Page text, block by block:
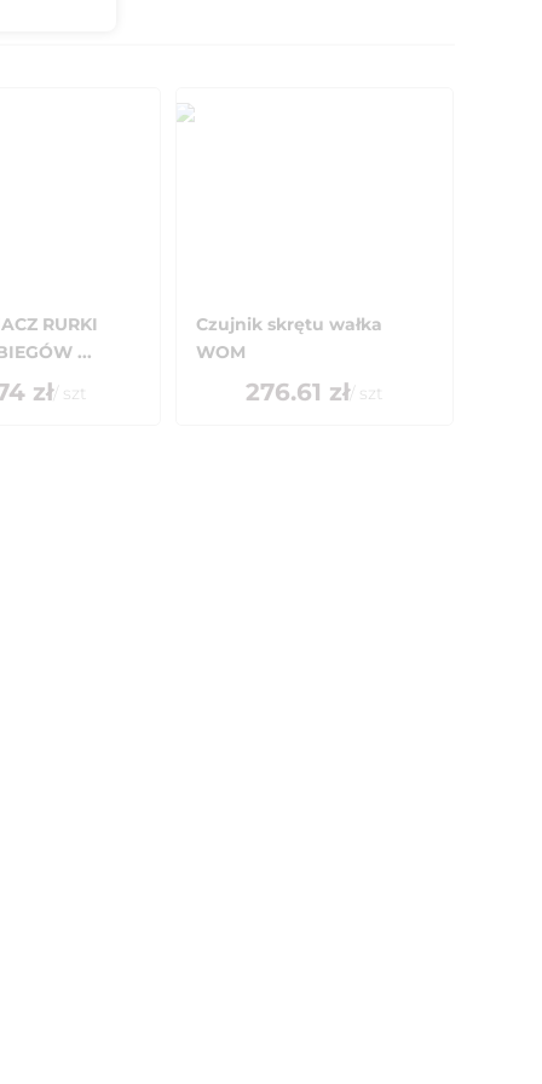
RURKI
...
zł/ szt
Czujnik skrętu wałka
WOM
276.61 zł/ szt